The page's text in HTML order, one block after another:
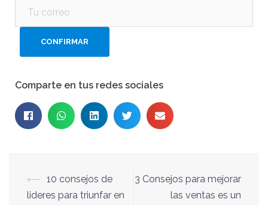
Comparte en tus redes sociales
⟵ 10 consejos de
lideres para triunfar en
3 Consejos para mejorar
las ventas es un